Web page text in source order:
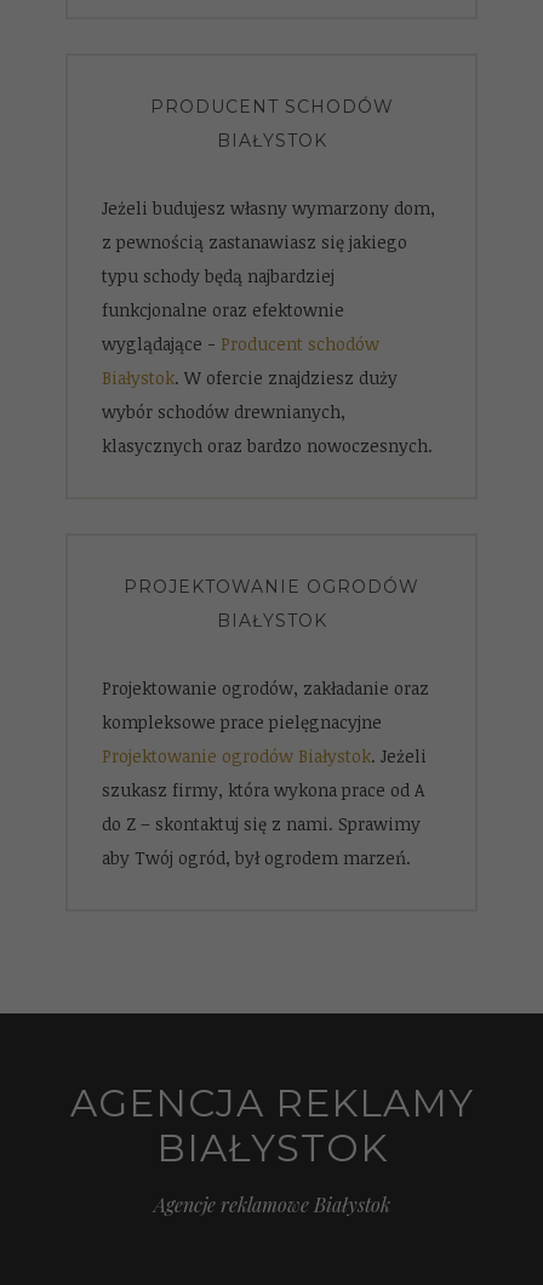
PRODUCENT SCHODÓW
BIAŁYSTOK
Jeżeli budujesz własny wymarzony dom,
z pewnością zastanawiasz się jakiego
typu schody będą najbardziej
funkcjonalne oraz efektownie
wyglądające - Producent schodów
Białystok. W ofercie znajdziesz duży
wybór schodów drewnianych,
klasycznych oraz bardzo nowoczesnych.
PROJEKTOWANIE OGRODÓW
BIAŁYSTOK
Projektowanie ogrodów, zakładanie oraz
kompleksowe prace pielęgnacyjne
Projektowanie ogrodów Białystok. Jeżeli
szukasz firmy, która wykona prace od A
do Z – skontaktuj się z nami. Sprawimy
aby Twój ogród, był ogrodem marzeń.
AGENCJA REKLAMY
BIAŁYSTOK
Agencje reklamowe Białystok